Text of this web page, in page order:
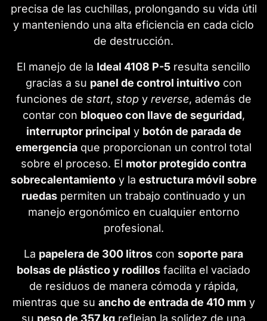
precisa de las cuchillas, prolongando su vida útil
y manteniendo una alta eficiencia en cada ciclo
de destrucción.
El manejo de la Ideal 4108 P-5 resulta sencillo
gracias a su panel de control intuitivocon
funciones de start, stopy reverse, además de
contar con bloqueo con llave de seguridad,
interruptor principal y botón de parada de
emergencia que proporcionan un control total
sobre el proceso. El motor protegido contra
sobrecalentamientoy la estructura móvil sobre
ruedas permiten un trabajo continuado y un
manejo ergonómico en cualquier entorno
profesional.
La papelera de 300 litros con soporte para
bolsas de plástico y rodillos facilita el vaciado
de residuos de manera cómoda y rápida,
mientras que su ancho de entrada de 410 mmy
su peso de 357 kg reflejan la solidez de una